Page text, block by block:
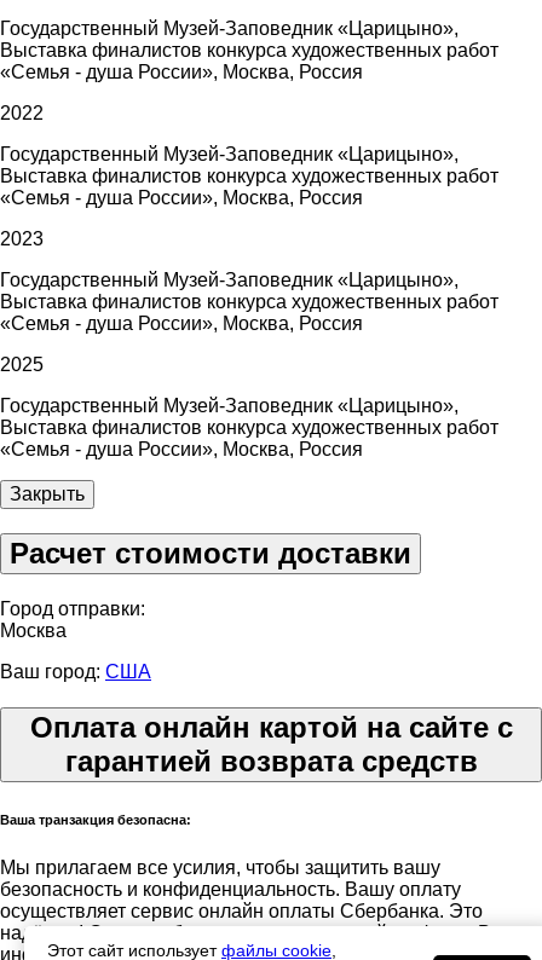
Государственный Музей-Заповедник «Царицыно»,
Выставка финалистов конкурса художественных работ
«Семья - душа России», Москва, Россия
2022
Государственный Музей-Заповедник «Царицыно»,
Выставка финалистов конкурса художественных работ
«Семья - душа России», Москва, Россия
2023
Государственный Музей-Заповедник «Царицыно»,
Выставка финалистов конкурса художественных работ
«Семья - душа России», Москва, Россия
2025
Государственный Музей-Заповедник «Царицыно»,
Выставка финалистов конкурса художественных работ
«Семья - душа России», Москва, Россия
Закрыть
Расчет стоимости доставки
Город отправки:
Москва
Ваш город: США
Оплата онлайн картой на сайте с
гарантией возврата средств
Ваша транзакция безопасна:
Мы прилагаем все усилия, чтобы защитить вашу
безопасность и конфиденциальность. Вашу оплату
осуществляет сервис онлайн оплаты Сбербанка. Это
надёжно! Система безопасности платежей шифрует Вашу
информацию во время передачи. Мы не передаем данные
Этот сайт используетфайлы cookie